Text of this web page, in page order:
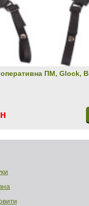
ПМ, Glock,